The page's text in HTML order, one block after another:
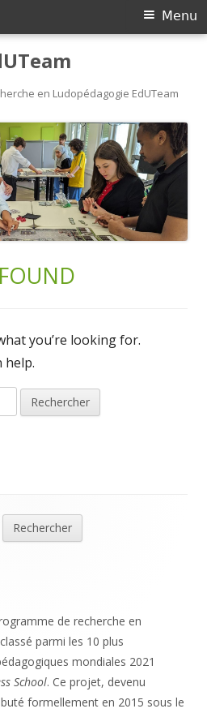
en Ludopédagogie EdUTeam
Menu
:
you’re looking for.
help.
de recherche en
parmi les 10 plus
mondiales 2021
School. Ce projet, devenu
formellement en 2015 sous le